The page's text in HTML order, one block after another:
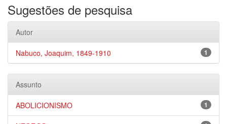
Sugestões de pesquisa
Autor
1
Nabuco, Joaquim, 1849-1910
Assunto
1
ABOLICIONISMO